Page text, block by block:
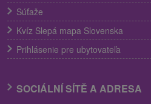
Súťaže
Kvíz Slepá mapa Slovenska
Prihlásenie pre ubytovateľa
SOCIÁLNÍ SÍTĚ A ADRESA